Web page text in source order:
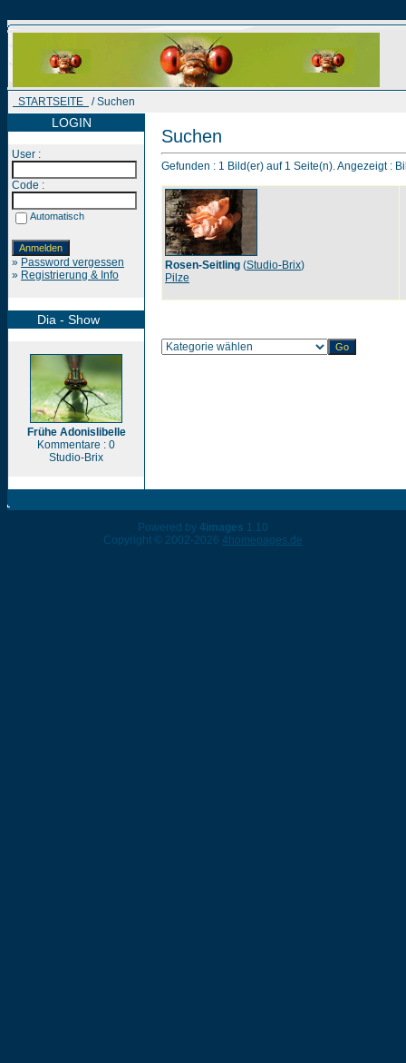
STARTSEITE / Suchen
LOGIN
User :
Code :
Automatisch
» Password vergessen
» Registrierung & Info
Dia - Show
Frühe Adonislibelle
Kommentare : 0
Studio-Brix
Suchen
Gefunden : 1 Bild(er) auf 1 Seite(n). Angezeigt :
Rosen-Seitling (Studio-Brix)
Pilze
Powered by 4images 1.10
Copyright © 2002-2026 4homepages.de